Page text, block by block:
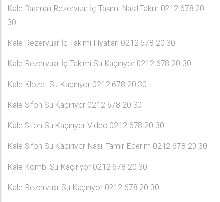
Kale Basmalı Rezervuar İç Takımı Nasıl Takılır 0212 678 20
30
Kale Rezervuar İç Takımı Fiyatları 0212 678 20 30
Kale Rezervuar İç Takımı Su Kaçırıyor 0212 678 20 30
Kale Klozet Su Kaçırıyor 0212 678 20 30
Kale Sifon Su Kaçırıyor 0212 678 20 30
Kale Sifon Su Kaçırıyor Video 0212 678 20 30
Kale Sifon Su Kaçırıyor Nasıl Tamir Ederim 0212 678 20 30
Kale Kombi Su Kaçırıyor 0212 678 20 30
Kale Rezervuar Su Kaçırıyor 0212 678 20 30